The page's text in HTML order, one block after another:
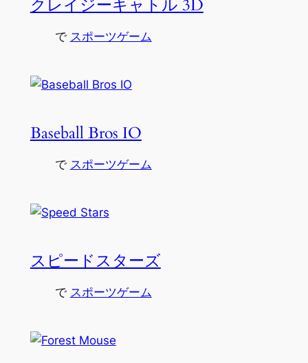
クレイジーキャトル 3D
で スポーツゲーム
Baseball Bros IO
で スポーツゲーム
スピードスターズ
で スポーツゲーム